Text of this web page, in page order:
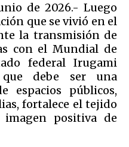
de 2026.- Luego
que se vivió en el
la transmisión de
con el Mundial de
federal Irugami
que debe ser una
espacios públicos,
fortalece el tejido
positiva de